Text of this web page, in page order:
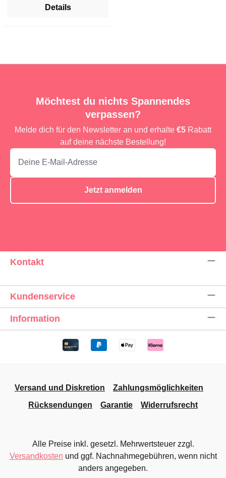
Details
Möchtest du nichts Spannendes
verpassen?
Melde dich für den Newsletter an und erhalte €5 Rabatt
auf deine nächste Bestellung!
Jetzt anmelden
Kontakt
Kundenservice
Information
Versand und Diskretion
Zahlungsmöglichkeiten
Rücksendungen
Garantie Widerrufsrecht
Alle Preise inkl. gesetzl. Mehrwertsteuer zzgl.
Versandkosten und ggf. Nachnahmegebühren, wenn nicht
anders angegeben.